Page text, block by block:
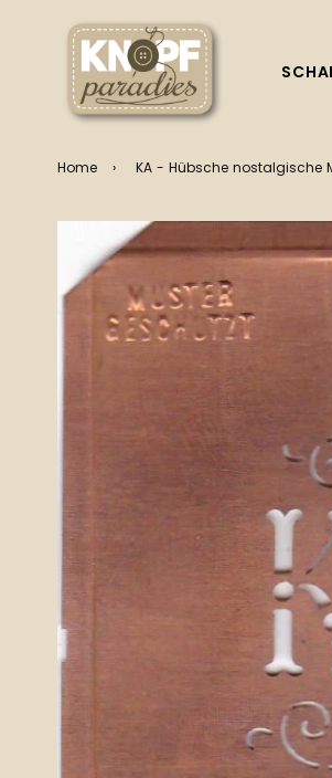
Home › KA - Hübsche nostalgische